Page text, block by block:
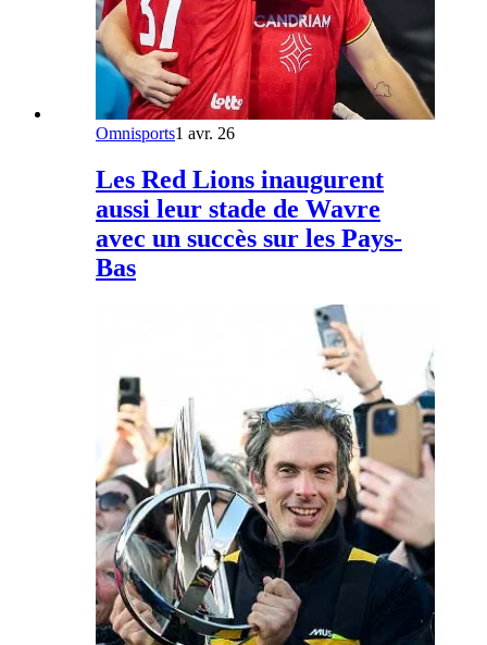
Omnisports1 avr. 26
Les Red Lions inaugurent
aussi leur stade de Wavre
avec un succès sur les Pays-
Bas